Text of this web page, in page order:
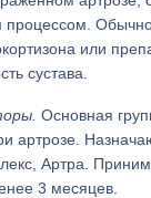
процессом.
или
сустава.
Основная
артрозе.
Артра.
3 месяцев.